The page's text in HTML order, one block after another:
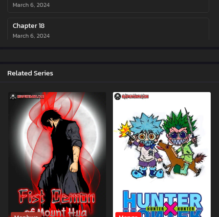
March 6, 2024
Chapter 18
March 6, 2024
March 6, 2024
Chapter 15
March 6, 2024
Chapter 14
March 6, 2024
Chapter 13
March 6, 2024
Chapter 12
Related Series